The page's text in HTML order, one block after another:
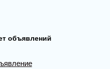
объявлений